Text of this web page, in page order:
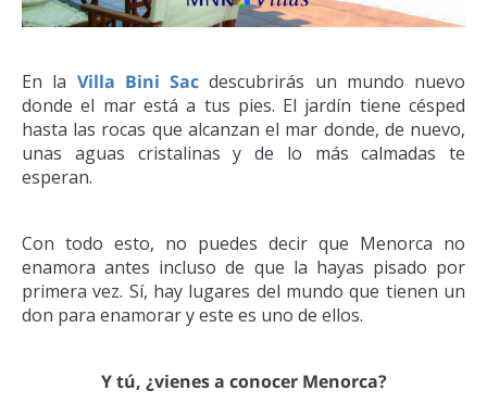
En la Villa Bini Sac descubrirás un mundo nuevo
donde el mar está a tus pies. El jardín tiene césped
hasta las rocas que alcanzan el mar donde, de nuevo,
unas aguas cristalinas y de lo más calmadas te
esperan.
Con todo esto, no puedes decir que Menorca no
enamora antes incluso de que la hayas pisado por
primera vez. Sí, hay lugares del mundo que tienen un
don para enamorar y este es uno de ellos.
Y tú, ¿vienes a conocer Menorca?